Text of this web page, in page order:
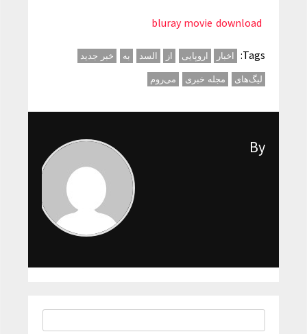
bluray movie download
Tags: اخبار اروپایی از السد به
خبر جدید
لیگ‌های
مجله خبری می‌روم
By